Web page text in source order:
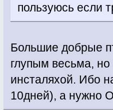
пользуюсь если
Большие добрые
глупым весьма,
инсталяхой. Ибо
10дней), а нужно